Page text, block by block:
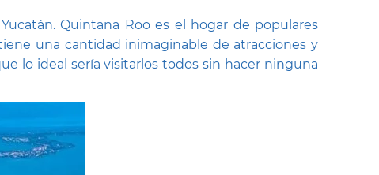
Quintana Roo es el hogar de populares
una cantidad inimaginable de atracciones y
lo ideal sería visitarlos todos sin hacer ninguna